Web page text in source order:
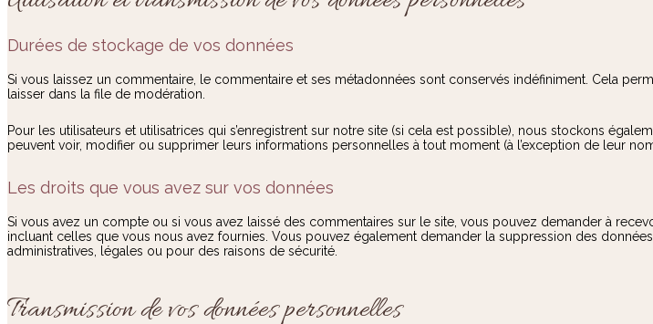
Durées de stockage de vos données
Si vous laissez un commentaire, le commentaire et ses métadonnées sont conservés indéfiniment. Cela
laisser dans la file de modération.
Pour les utilisateurs et utilisatrices qui s’enregistrent sur notre site (si cela est possible), nous stockons
peuvent voir, modifier ou supprimer leurs informations personnelles à tout moment (à l’exception de leur
Les droits que vous avez sur vos données
Si vous avez un compte ou si vous avez laissé des commentaires sur le site, vous pouvez demander à
incluant celles que vous nous avez fournies. Vous pouvez également demander la suppression des
administratives, légales ou pour des raisons de sécurité.
Transmission de vos données personnelles